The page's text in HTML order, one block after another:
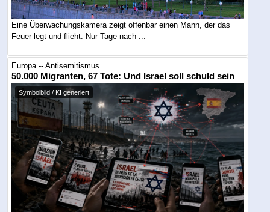
Eine Überwachungskamera zeigt offenbar einen Mann, der das
Feuer legt und flieht. Nur Tage nach ...
Europa -- Antisemitismus
50.000 Migranten, 67 Tote: Und Israel soll schuld sein
Symbolbild / KI generiert